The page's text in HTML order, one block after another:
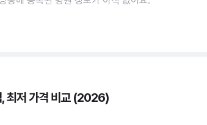
, 최저 가격 비교 (2026)